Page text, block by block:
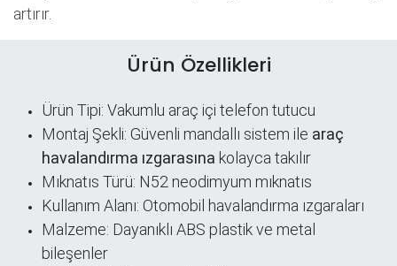
artırır.
Ürün Özellikleri
Ürün Tipi: Vakumlu araç içi telefon tutucu
Montaj Şekli: Güvenli mandallı sistem ile araç
havalandırma ızgarasına kolayca takılır
Mıknatıs Türü: N52 neodimyum mıknatıs
Kullanım Alanı: Otomobil havalandırma ızgaraları
Malzeme: Dayanıklı ABS plastik ve metal
bileşenler